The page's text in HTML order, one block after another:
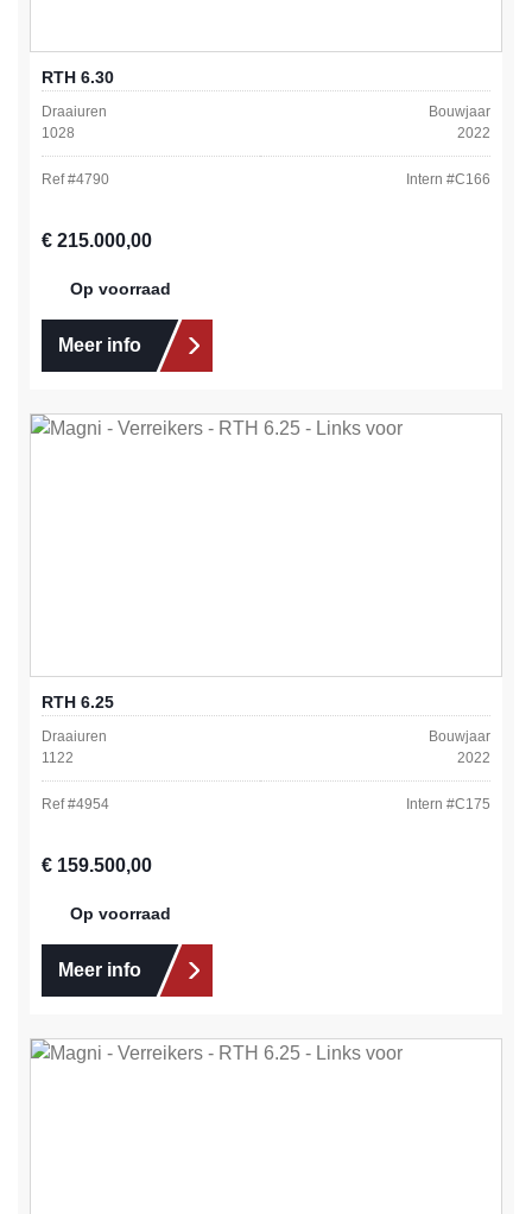
RTH 6.30
Draaiuren
1028
Bouwjaar
2022
Ref #4790 Intern #C166
Normale prijs:
€ 215.000,00
Op voorraad
Meer info
RTH 6.25
Draaiuren
1122
Bouwjaar
2022
Ref #4954 Intern #C175
Normale prijs:
€ 159.500,00
Op voorraad
Meer info